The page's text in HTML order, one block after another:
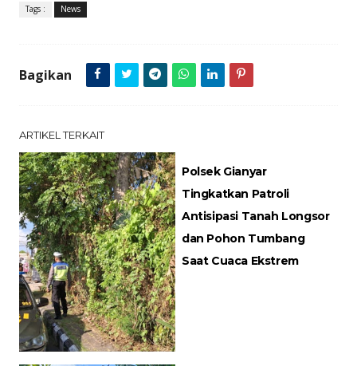
Tags : News
Bagikan
ARTIKEL TERKAIT
Polsek Gianyar
Tingkatkan Patroli
Antisipasi Tanah Longsor
dan Pohon Tumbang
Saat Cuaca Ekstrem